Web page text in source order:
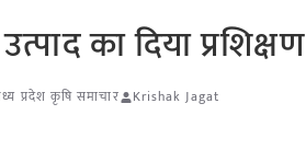
का दिया प्रशिक्षण
प्रदेश कृषि समाचार Krishak Jagat